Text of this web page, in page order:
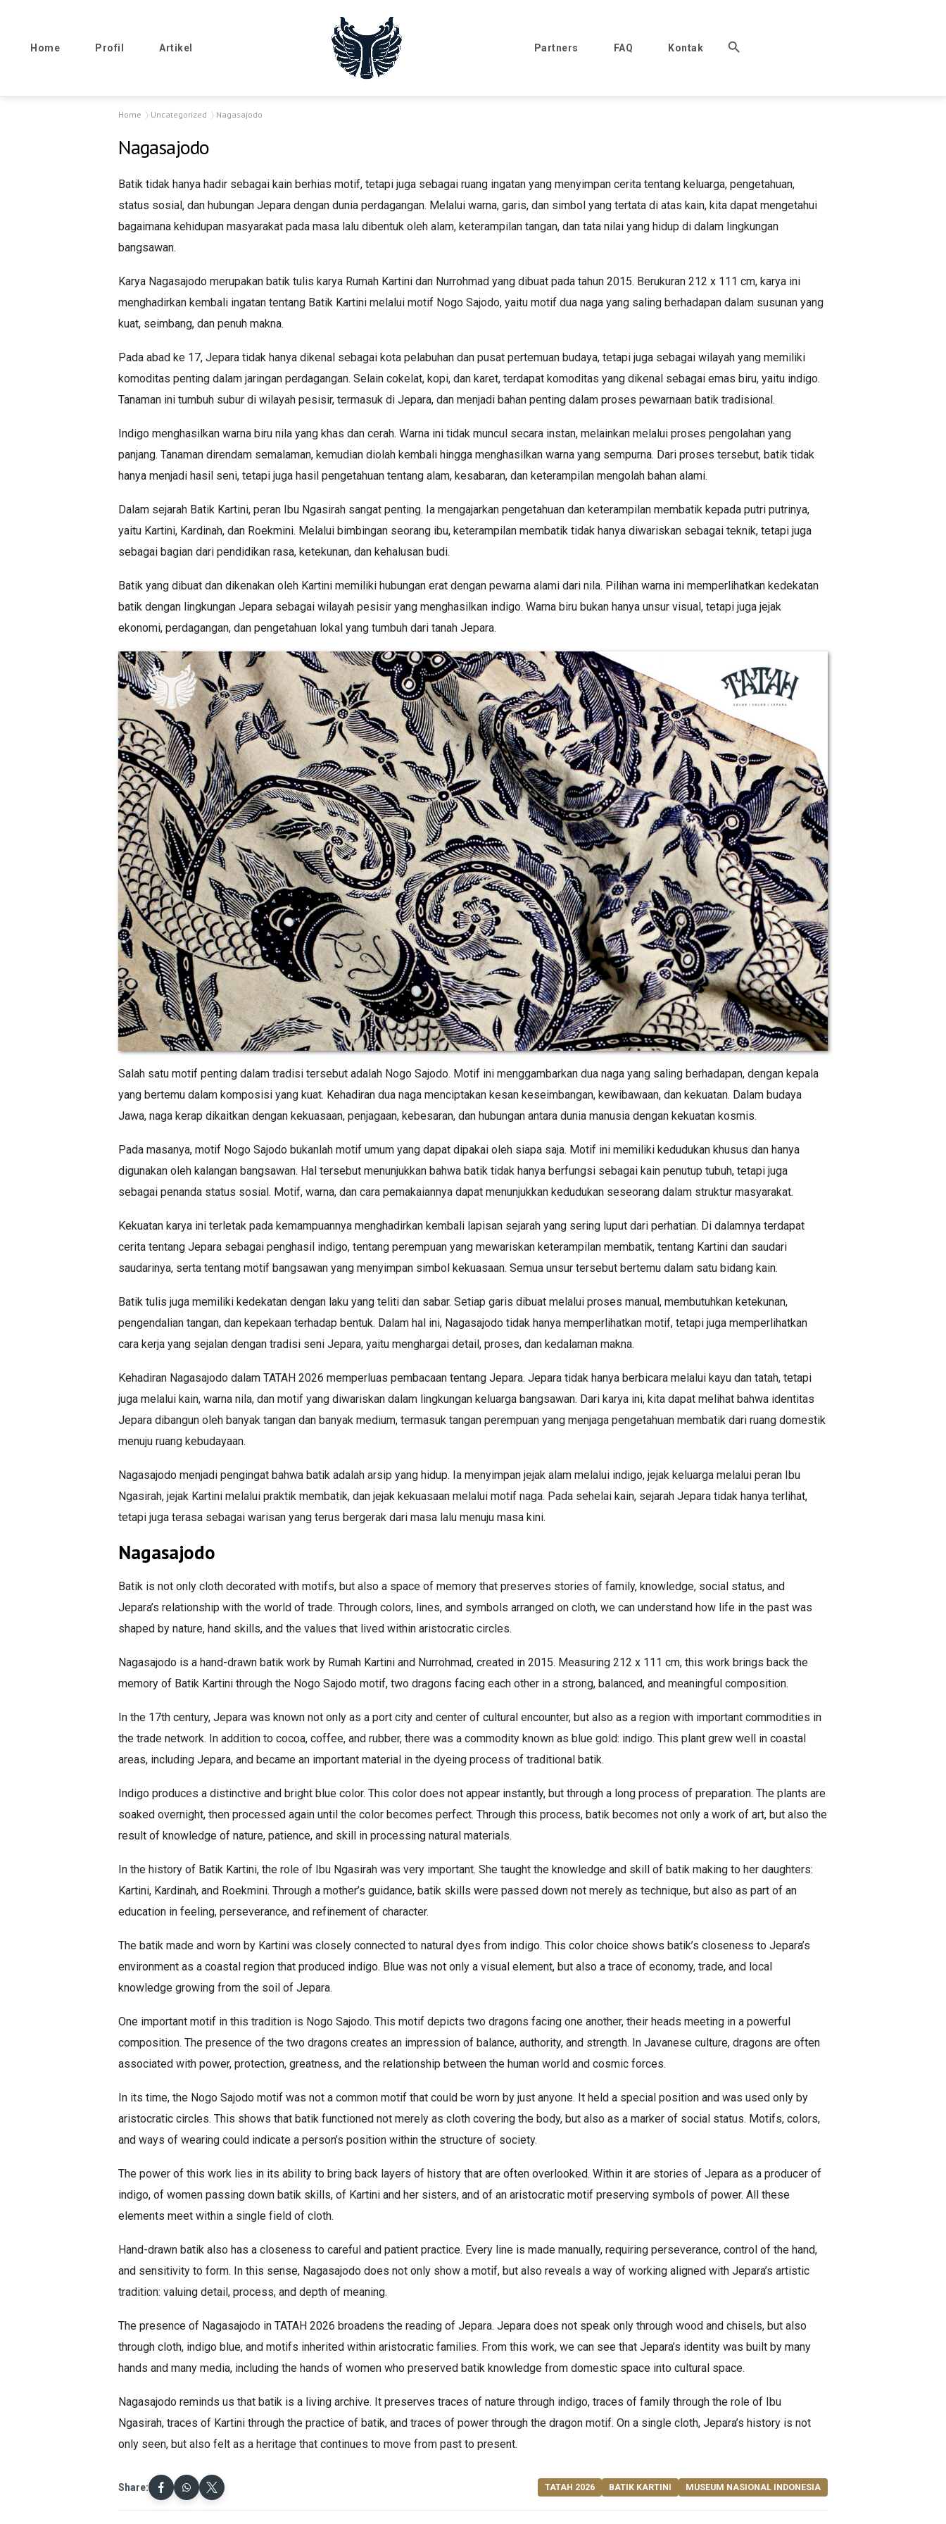
Home Profil Artikel Partners FAQ Kontak
Home Uncategorized Nagasajodo
Nagasajodo
Batik tidak hanya hadir sebagai kain berhias motif, tetapi juga sebagai ruang ingatan yang menyimpan cerita tentang keluarga, pengetahuan,
status sosial, dan hubungan Jepara dengan dunia perdagangan. Melalui warna, garis, dan simbol yang tertata di atas kain, kita dapat mengetahui
bagaimana kehidupan masyarakat pada masa lalu dibentuk oleh alam, keterampilan tangan, dan tata nilai yang hidup di dalam lingkungan
bangsawan.
Karya Nagasajodo merupakan batik tulis karya Rumah Kartini dan Nurrohmad yang dibuat pada tahun 2015. Berukuran 212 x 111 cm, karya ini
menghadirkan kembali ingatan tentang Batik Kartini melalui motif Nogo Sajodo, yaitu motif dua naga yang saling berhadapan dalam susunan yang
kuat, seimbang, dan penuh makna.
Pada abad ke 17, Jepara tidak hanya dikenal sebagai kota pelabuhan dan pusat pertemuan budaya, tetapi juga sebagai wilayah yang memiliki
komoditas penting dalam jaringan perdagangan. Selain cokelat, kopi, dan karet, terdapat komoditas yang dikenal sebagai emas biru, yaitu indigo.
Tanaman ini tumbuh subur di wilayah pesisir, termasuk di Jepara, dan menjadi bahan penting dalam proses pewarnaan batik tradisional.
Indigo menghasilkan warna biru nila yang khas dan cerah. Warna ini tidak muncul secara instan, melainkan melalui proses pengolahan yang
panjang. Tanaman direndam semalaman, kemudian diolah kembali hingga menghasilkan warna yang sempurna. Dari proses tersebut, batik tidak
hanya menjadi hasil seni, tetapi juga hasil pengetahuan tentang alam, kesabaran, dan keterampilan mengolah bahan alami.
Dalam sejarah Batik Kartini, peran Ibu Ngasirah sangat penting. Ia mengajarkan pengetahuan dan keterampilan membatik kepada putri putrinya,
yaitu Kartini, Kardinah, dan Roekmini. Melalui bimbingan seorang ibu, keterampilan membatik tidak hanya diwariskan sebagai teknik, tetapi juga
sebagai bagian dari pendidikan rasa, ketekunan, dan kehalusan budi.
Batik yang dibuat dan dikenakan oleh Kartini memiliki hubungan erat dengan pewarna alami dari nila. Pilihan warna ini memperlihatkan kedekatan
batik dengan lingkungan Jepara sebagai wilayah pesisir yang menghasilkan indigo. Warna biru bukan hanya unsur visual, tetapi juga jejak
ekonomi, perdagangan, dan pengetahuan lokal yang tumbuh dari tanah Jepara.
Salah satu motif penting dalam tradisi tersebut adalah Nogo Sajodo. Motif ini menggambarkan dua naga yang saling berhadapan, dengan kepala
yang bertemu dalam komposisi yang kuat. Kehadiran dua naga menciptakan kesan keseimbangan, kewibawaan, dan kekuatan. Dalam budaya
Jawa, naga kerap dikaitkan dengan kekuasaan, penjagaan, kebesaran, dan hubungan antara dunia manusia dengan kekuatan kosmis.
Pada masanya, motif Nogo Sajodo bukanlah motif umum yang dapat dipakai oleh siapa saja. Motif ini memiliki kedudukan khusus dan hanya
digunakan oleh kalangan bangsawan. Hal tersebut menunjukkan bahwa batik tidak hanya berfungsi sebagai kain penutup tubuh, tetapi juga
sebagai penanda status sosial. Motif, warna, dan cara pemakaiannya dapat menunjukkan kedudukan seseorang dalam struktur masyarakat.
Kekuatan karya ini terletak pada kemampuannya menghadirkan kembali lapisan sejarah yang sering luput dari perhatian. Di dalamnya terdapat
cerita tentang Jepara sebagai penghasil indigo, tentang perempuan yang mewariskan keterampilan membatik, tentang Kartini dan saudari
saudarinya, serta tentang motif bangsawan yang menyimpan simbol kekuasaan. Semua unsur tersebut bertemu dalam satu bidang kain.
Batik tulis juga memiliki kedekatan dengan laku yang teliti dan sabar. Setiap garis dibuat melalui proses manual, membutuhkan ketekunan,
pengendalian tangan, dan kepekaan terhadap bentuk. Dalam hal ini, Nagasajodo tidak hanya memperlihatkan motif, tetapi juga memperlihatkan
cara kerja yang sejalan dengan tradisi seni Jepara, yaitu menghargai detail, proses, dan kedalaman makna.
Kehadiran Nagasajodo dalam TATAH 2026 memperluas pembacaan tentang Jepara. Jepara tidak hanya berbicara melalui kayu dan tatah, tetapi
juga melalui kain, warna nila, dan motif yang diwariskan dalam lingkungan keluarga bangsawan. Dari karya ini, kita dapat melihat bahwa identitas
Jepara dibangun oleh banyak tangan dan banyak medium, termasuk tangan perempuan yang menjaga pengetahuan membatik dari ruang domestik
menuju ruang kebudayaan.
Nagasajodo menjadi pengingat bahwa batik adalah arsip yang hidup. Ia menyimpan jejak alam melalui indigo, jejak keluarga melalui peran Ibu
Ngasirah, jejak Kartini melalui praktik membatik, dan jejak kekuasaan melalui motif naga. Pada sehelai kain, sejarah Jepara tidak hanya terlihat,
tetapi juga terasa sebagai warisan yang terus bergerak dari masa lalu menuju masa kini.
Nagasajodo
Batik is not only cloth decorated with motifs, but also a space of memory that preserves stories of family, knowledge, social status, and
Jepara’s relationship with the world of trade. Through colors, lines, and symbols arranged on cloth, we can understand how life in the past was
shaped by nature, hand skills, and the values that lived within aristocratic circles.
Nagasajodo is a hand-drawn batik work by Rumah Kartini and Nurrohmad, created in 2015. Measuring 212 x 111 cm, this work brings back the
memory of Batik Kartini through the Nogo Sajodo motif, two dragons facing each other in a strong, balanced, and meaningful composition.
In the 17th century, Jepara was known not only as a port city and center of cultural encounter, but also as a region with important commodities in
the trade network. In addition to cocoa, coffee, and rubber, there was a commodity known as blue gold: indigo. This plant grew well in coastal
areas, including Jepara, and became an important material in the dyeing process of traditional batik.
Indigo produces a distinctive and bright blue color. This color does not appear instantly, but through a long process of preparation. The plants are
soaked overnight, then processed again until the color becomes perfect. Through this process, batik becomes not only a work of art, but also the
result of knowledge of nature, patience, and skill in processing natural materials.
In the history of Batik Kartini, the role of Ibu Ngasirah was very important. She taught the knowledge and skill of batik making to her daughters:
Kartini, Kardinah, and Roekmini. Through a mother’s guidance, batik skills were passed down not merely as technique, but also as part of an
education in feeling, perseverance, and refinement of character.
The batik made and worn by Kartini was closely connected to natural dyes from indigo. This color choice shows batik’s closeness to Jepara’s
environment as a coastal region that produced indigo. Blue was not only a visual element, but also a trace of economy, trade, and local
knowledge growing from the soil of Jepara.
One important motif in this tradition is Nogo Sajodo. This motif depicts two dragons facing one another, their heads meeting in a powerful
composition. The presence of the two dragons creates an impression of balance, authority, and strength. In Javanese culture, dragons are often
associated with power, protection, greatness, and the relationship between the human world and cosmic forces.
In its time, the Nogo Sajodo motif was not a common motif that could be worn by just anyone. It held a special position and was used only by
aristocratic circles. This shows that batik functioned not merely as cloth covering the body, but also as a marker of social status. Motifs, colors,
and ways of wearing could indicate a person’s position within the structure of society.
The power of this work lies in its ability to bring back layers of history that are often overlooked. Within it are stories of Jepara as a producer of
indigo, of women passing down batik skills, of Kartini and her sisters, and of an aristocratic motif preserving symbols of power. All these
elements meet within a single field of cloth.
Hand-drawn batik also has a closeness to careful and patient practice. Every line is made manually, requiring perseverance, control of the hand,
and sensitivity to form. In this sense, Nagasajodo does not only show a motif, but also reveals a way of working aligned with Jepara’s artistic
tradition: valuing detail, process, and depth of meaning.
The presence of Nagasajodo in TATAH 2026 broadens the reading of Jepara. Jepara does not speak only through wood and chisels, but also
through cloth, indigo blue, and motifs inherited within aristocratic families. From this work, we can see that Jepara’s identity was built by many
hands and many media, including the hands of women who preserved batik knowledge from domestic space into cultural space.
Nagasajodo reminds us that batik is a living archive. It preserves traces of nature through indigo, traces of family through the role of Ibu
Ngasirah, traces of Kartini through the practice of batik, and traces of power through the dragon motif. On a single cloth, Jepara’s history is not
only seen, but also felt as a heritage that continues to move from past to present.
Share: TATAH 2026 BATIK KARTINI MUSEUM NASIONAL INDONESIA